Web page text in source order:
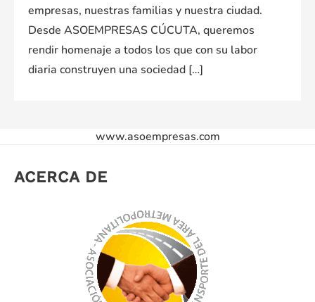
empresas, nuestras familias y nuestra ciudad.
Desde ASOEMPRESAS CÚCUTA, queremos
rendir homenaje a todos los que con su labor
diaria construyen una sociedad […]
www.asoempresas.com
ACERCA DE